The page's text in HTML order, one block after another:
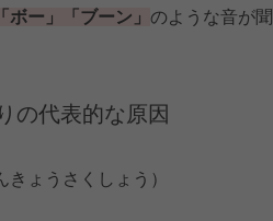
ボー」「ブーン」 のような音が聞
の代表的な原因
ょうさくしょう）